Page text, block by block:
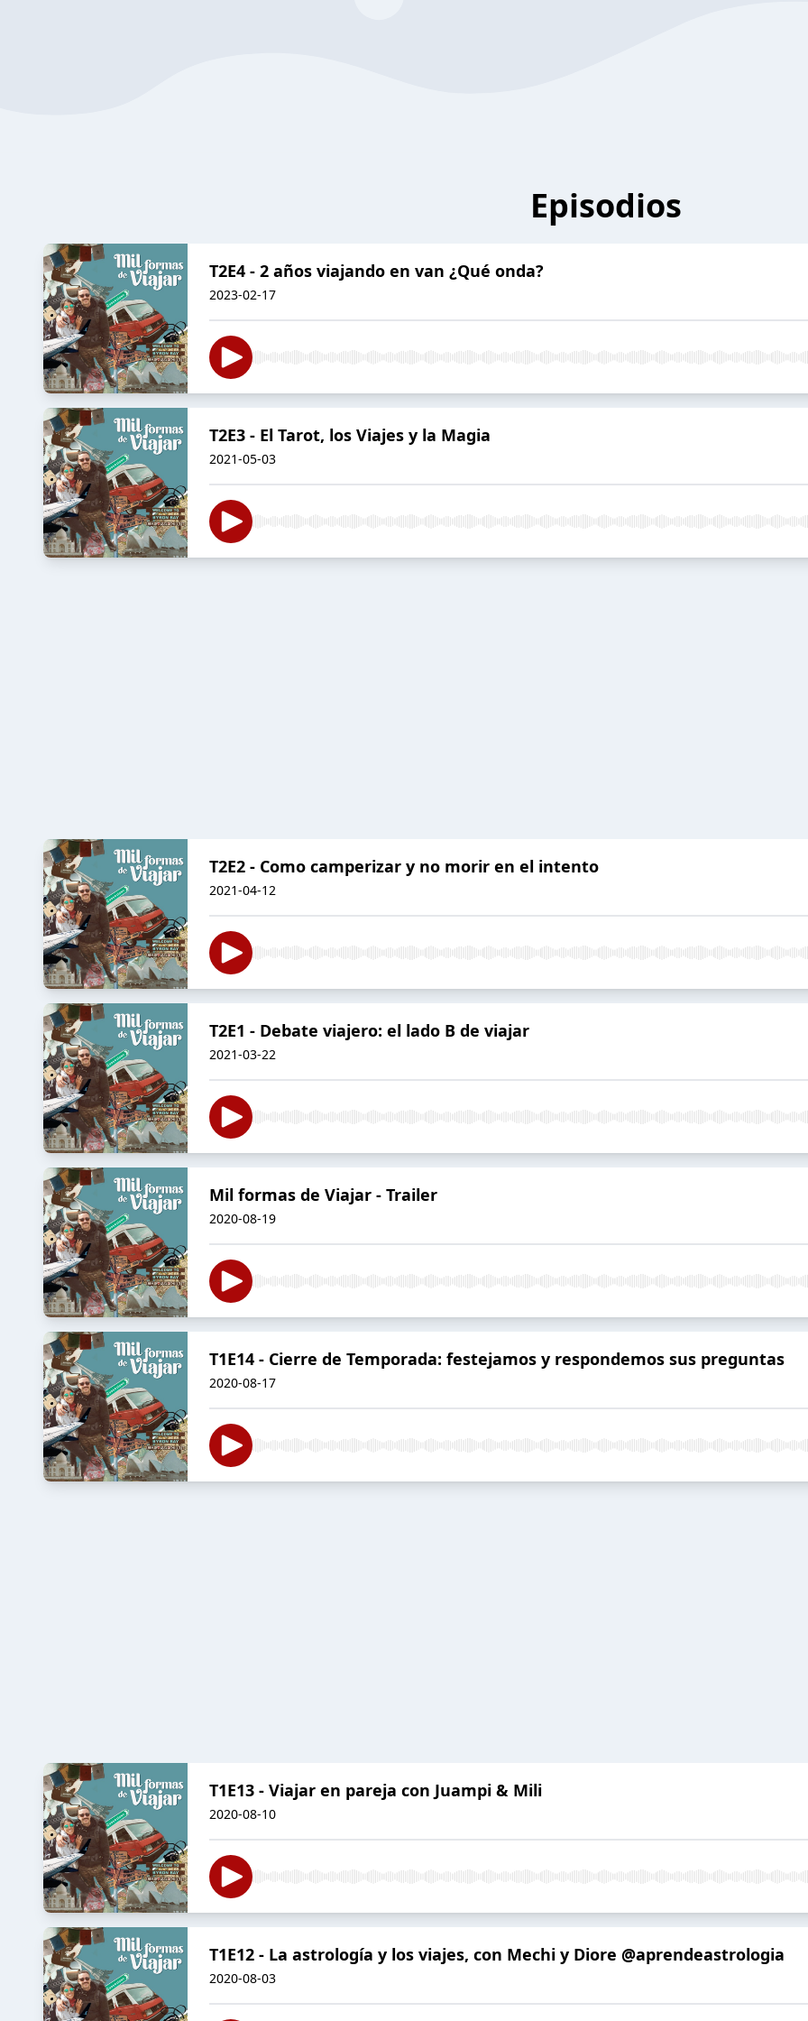
Episodios
T2E4 - 2 años viajando en van ¿Qué onda?
2023-02-17
T2E3 - El Tarot, los Viajes y la Magia
2021-05-03
T2E2 - Como camperizar y no morir en el intento
2021-04-12
T2E1 - Debate viajero: el lado B de viajar
2021-03-22
Mil formas de Viajar - Trailer
2020-08-19
T1E14 - Cierre de Temporada: festejamos y respondemos sus preguntas
2020-08-17
T1E13 - Viajar en pareja con Juampi & Mili
2020-08-10
T1E12 - La astrología y los viajes, con Mechi y Diore @aprendeastrologia
2020-08-03